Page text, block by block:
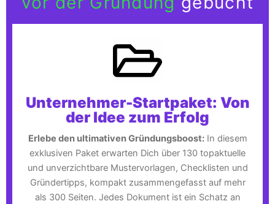
Unternehmer-Startpaket: Von
der Idee zum Erfolg
Erlebe den ultimativen Gründungsboost:In diesem
exklusiven Paket erwarten Dich über 130 topaktuelle
und unverzichtbare Mustervorlagen, Checklisten und
Gründertipps, kompakt zusammengefasst auf mehr
als 300 Seiten. Jedes Dokument ist ein Schatz an